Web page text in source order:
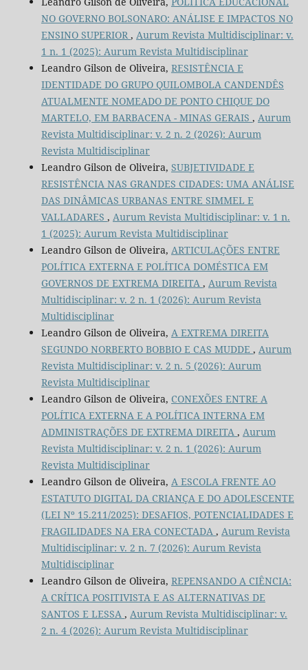
NO GOVERNO BOLSONARO: ANÁLISE E IMPACTOS NO
ENSINO SUPERIOR , Aurum Revista Multidisciplinar: v.
1 n. 1 (2025): Aurum Revista Multidisciplinar
Leandro Gilson de Oliveira, RESISTÊNCIA E
IDENTIDADE DO GRUPO QUILOMBOLA CANDENDÊS
ATUALMENTE NOMEADO DE PONTO CHIQUE DO
MARTELO, EM BARBACENA - MINAS GERAIS , Aurum
Revista Multidisciplinar: v. 2 n. 2 (2026): Aurum
Revista Multidisciplinar
Leandro Gilson de Oliveira, SUBJETIVIDADE E
RESISTÊNCIA NAS GRANDES CIDADES: UMA ANÁLISE
DAS DINÂMICAS URBANAS ENTRE SIMMEL E
VALLADARES , Aurum Revista Multidisciplinar: v. 1 n.
1 (2025): Aurum Revista Multidisciplinar
Leandro Gilson de Oliveira, ARTICULAÇÕES ENTRE
POLÍTICA EXTERNA E POLÍTICA DOMÉSTICA EM
GOVERNOS DE EXTREMA DIREITA , Aurum Revista
Multidisciplinar: v. 2 n. 1 (2026): Aurum Revista
Multidisciplinar
Leandro Gilson de Oliveira, A EXTREMA DIREITA
SEGUNDO NORBERTO BOBBIO E CAS MUDDE , Aurum
Revista Multidisciplinar: v. 2 n. 5 (2026): Aurum
Revista Multidisciplinar
Leandro Gilson de Oliveira, CONEXÕES ENTRE A
POLÍTICA EXTERNA E A POLÍTICA INTERNA EM
ADMINISTRAÇÕES DE EXTREMA DIREITA , Aurum
Revista Multidisciplinar: v. 2 n. 1 (2026): Aurum
Revista Multidisciplinar
Leandro Gilson de Oliveira, A ESCOLA FRENTE AO
ESTATUTO DIGITAL DA CRIANÇA E DO ADOLESCENTE
(LEI Nº 15.211/2025): DESAFIOS, POTENCIALIDADES E
FRAGILIDADES NA ERA CONECTADA , Aurum Revista
Multidisciplinar: v. 2 n. 7 (2026): Aurum Revista
Multidisciplinar
Leandro Gilson de Oliveira, REPENSANDO A CIÊNCIA:
A CRÍTICA POSITIVISTA E AS ALTERNATIVAS DE
SANTOS E LESSA , Aurum Revista Multidisciplinar: v.
2 n. 4 (2026): Aurum Revista Multidisciplinar